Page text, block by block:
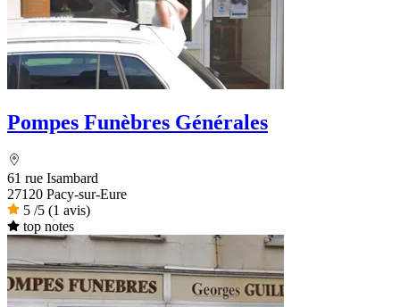
Pompes Funèbres Générales
61 rue Isambard
27120 Pacy-sur-Eure
5 /5 (1 avis)
top notes